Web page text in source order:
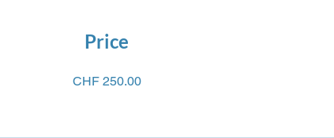
Price
CHF 250.00